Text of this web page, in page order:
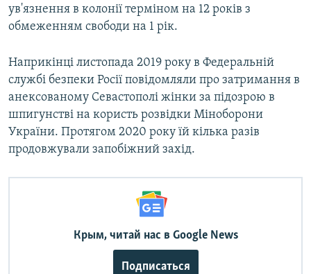
ув'язнення в колонії терміном на 12 років з
обмеженням свободи на 1 рік.
Наприкінці листопада 2019 року в Федеральній
службі безпеки Росії повідомляли про затримання в
анексованому Севастополі жінки за підозрою в
шпигунстві на користь розвідки Міноборони
України. Протягом 2020 року їй кілька разів
продовжували запобіжний захід.
Крым, читай нас в Google News
Подписаться